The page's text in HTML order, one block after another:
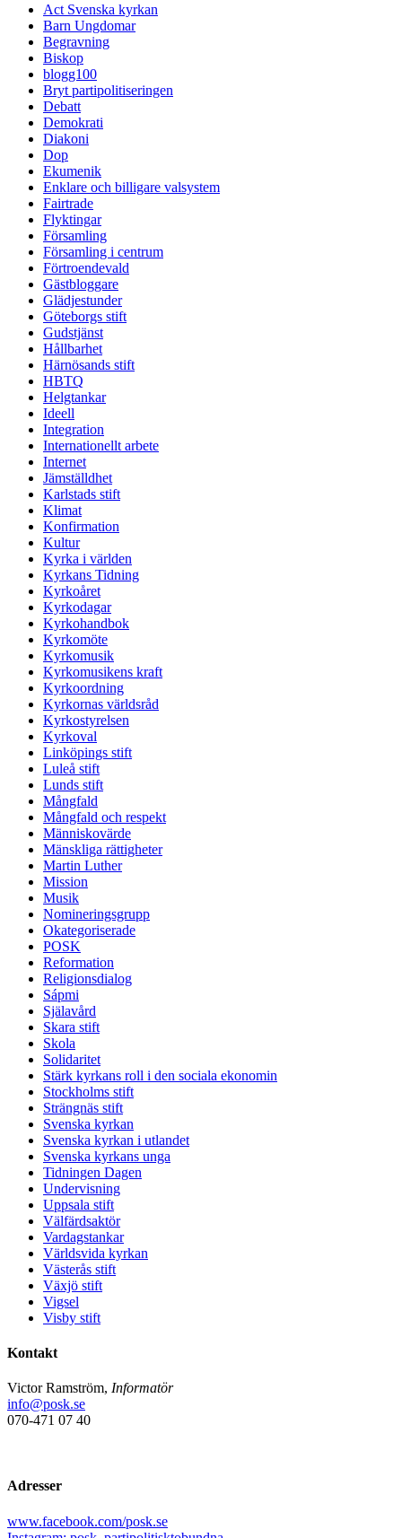
Act Svenska kyrkan
Barn Ungdomar
Begravning
Biskop
blogg100
Bryt partipolitiseringen
Debatt
Demokrati
Diakoni
Dop
Ekumenik
Enklare och billigare valsystem
Fairtrade
Flyktingar
Församling
Församling i centrum
Förtroendevald
Gästbloggare
Glädjestunder
Göteborgs stift
Gudstjänst
Hållbarhet
Härnösands stift
HBTQ
Helgtankar
Ideell
Integration
Internationellt arbete
Internet
Jämställdhet
Karlstads stift
Klimat
Konfirmation
Kultur
Kyrka i världen
Kyrkans Tidning
Kyrkoåret
Kyrkodagar
Kyrkohandbok
Kyrkomöte
Kyrkomusik
Kyrkomusikens kraft
Kyrkoordning
Kyrkornas världsråd
Kyrkostyrelsen
Kyrkoval
Linköpings stift
Luleå stift
Lunds stift
Mångfald
Mångfald och respekt
Människovärde
Mänskliga rättigheter
Martin Luther
Mission
Musik
Nomineringsgrupp
Okategoriserade
POSK
Reformation
Religionsdialog
Sápmi
Själavård
Skara stift
Skola
Solidaritet
Stärk kyrkans roll i den sociala ekonomin
Stockholms stift
Strängnäs stift
Svenska kyrkan
Svenska kyrkan i utlandet
Svenska kyrkans unga
Tidningen Dagen
Undervisning
Uppsala stift
Välfärdsaktör
Vardagstankar
Världsvida kyrkan
Västerås stift
Växjö stift
Vigsel
Visby stift
Kontakt
Victor Ramström, Informatör
info@posk.se
070-471 07 40
Adresser
www.facebook.com/posk.se